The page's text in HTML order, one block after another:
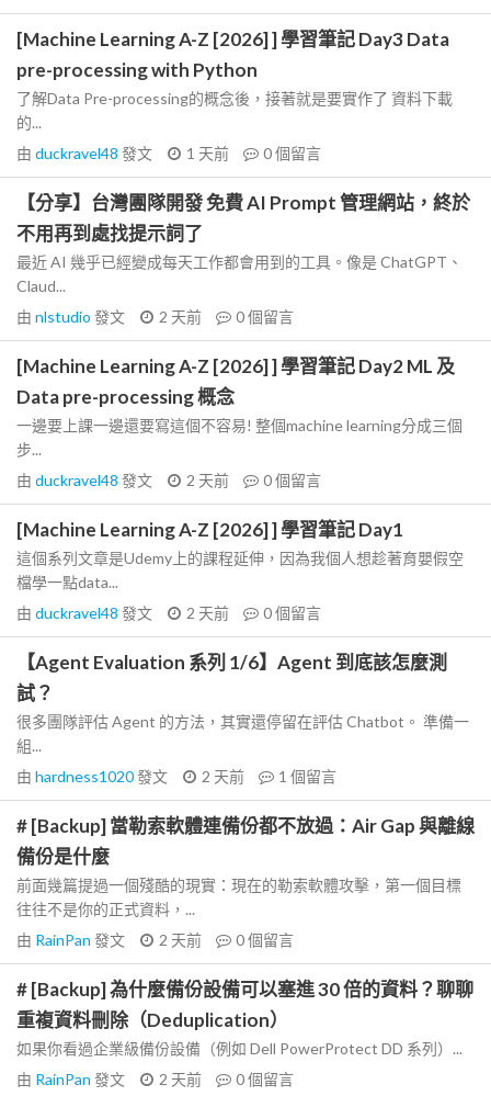
[Machine Learning A-Z [2026] ] 學習筆記 Day3 Data
pre-processing with Python
了解Data Pre-processing的概念後，接著就是要實作了 資料下載
的...
由 duckravel48 發文 1 天前 0個留言
【分享】台灣團隊開發 免費 AI Prompt 管理網站，終於
不用再到處找提示詞了
最近 AI 幾乎已經變成每天工作都會用到的工具。像是 ChatGPT、
Claud...
由 nlstudio 發文 2 天前 0個留言
[Machine Learning A-Z [2026] ] 學習筆記 Day2 ML 及
Data pre-processing 概念
一邊要上課一邊還要寫這個不容易! 整個machine learning分成三個
步...
由 duckravel48 發文 2 天前 0個留言
[Machine Learning A-Z [2026] ] 學習筆記 Day1
這個系列文章是Udemy上的課程延伸，因為我個人想趁著育嬰假空
檔學一點data...
由 duckravel48 發文 2 天前 0個留言
【Agent Evaluation 系列 1/6】Agent 到底該怎麼測
試？
很多團隊評估 Agent 的方法，其實還停留在評估 Chatbot。 準備一
組...
由 hardness1020發文 2 天前 1 個留言
# [Backup] 當勒索軟體連備份都不放過：Air Gap 與離線
備份是什麼
前面幾篇提過一個殘酷的現實：現在的勒索軟體攻擊，第一個目標
往往不是你的正式資料，...
由 RainPan 發文 2 天前 0個留言
# [Backup] 為什麼備份設備可以塞進 30 倍的資料？聊聊
重複資料刪除（Deduplication）
如果你看過企業級備份設備（例如 Dell PowerProtect DD 系列）...
由 RainPan 發文 2 天前 0個留言